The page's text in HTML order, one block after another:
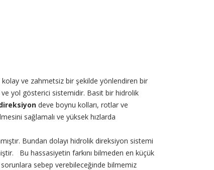
kolay ve zahmetsiz bir şekilde yönlendiren bir
ve yol gösterici sistemidir. Basit bir hidrolik
deve boynu kolları, rotlar ve
sağlamalı ve yüksek hızlarda
Bundan dolayı hidrolik direksiyon sistemi
Bu hassasiyetin farkını bilmeden en küçük
sorunlara sebep verebileceğinde bilmemiz